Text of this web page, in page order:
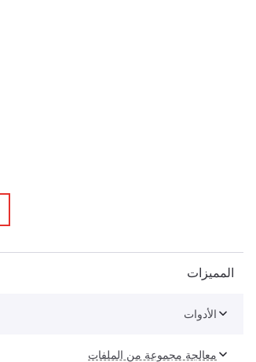
المميزات
الأدوات
معالجة مجموعة من الملفات